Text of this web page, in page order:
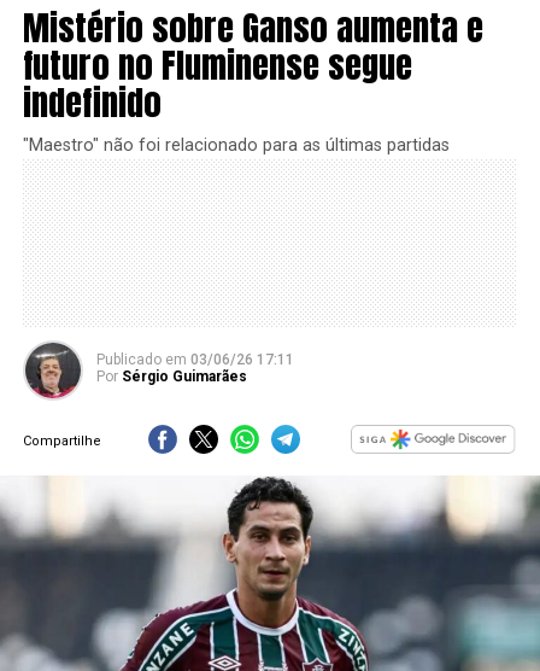
Mistério sobre Ganso aumenta e
futuro no Fluminense segue
indefinido
"Maestro" não foi relacionado para as últimas partidas
Publicado em 03/06/26 17:11
Por Sérgio Guimarães
Compartilhe